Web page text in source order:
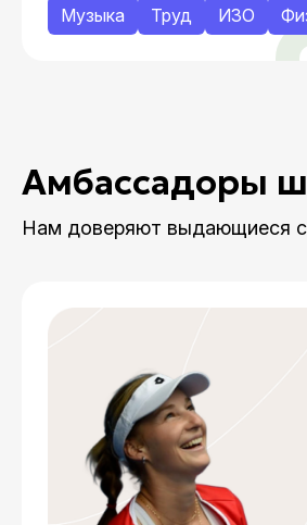
Музыка Труд ИЗО
Амбассадоры
Нам доверяют выдающиеся